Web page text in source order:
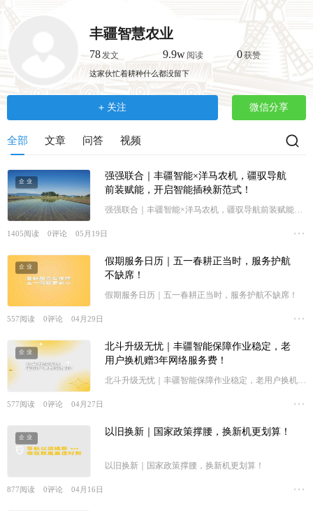
转
到
主
要
丰疆智慧农业
78发文 9.9w 阅读 0获赞
这家伙忙着耕种什么都没留下
关注 微信分享
全部 文章 问答 视频
企业
强强联合｜丰疆智能×洋马农机，疆驭导航
前装赋能，开启智能插秧新范式！
强强联合｜丰疆智能×洋马农机，疆驭导航前装赋能，
1405阅读 0评论 05月19日
企业
假期服务日历｜五一春耕正当时，服务护航
不缺席！
假期服务日历｜五一春耕正当时，服务护航不缺席！
557阅读 0评论 04月29日
企业
北斗升级无忧｜丰疆智能保障作业稳定，老
用户换机赠3年网络服务费！
北斗升级无忧｜丰疆智能保障作业稳定，老用户换机赠
577阅读 0评论 04月27日
企业 以旧换新｜国家政策撑腰，换新机更划算！
以旧换新｜国家政策撑腰，换新机更划算！
877阅读 0评论 04月16日